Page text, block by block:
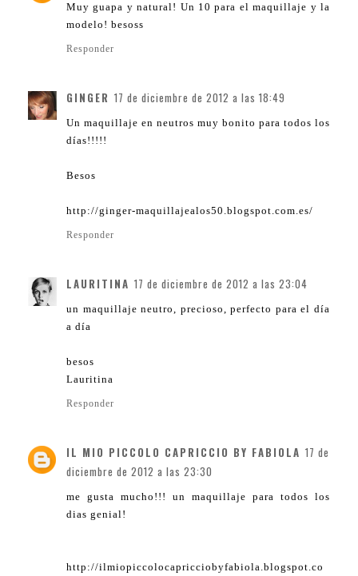
Muy guapa y natural! Un 10 para el maquillaje y la
modelo! besoss
Responder
GINGER 17 de diciembre de 2012 a las 18:49
Un maquillaje en neutros muy bonito para todos los
días!!!!!
Besos
http://ginger-maquillajealos50.blogspot.com.es/
Responder
LAURITINA 17 de diciembre de 2012 a las 23:04
un maquillaje neutro, precioso, perfecto para el día
a día
besos
Lauritina
Responder
IL MIO PICCOLO CAPRICCIO BY FABIOLA 17 de
diciembre de 2012 a las 23:30
me gusta mucho!!! un maquillaje para todos los
dias genial!
http://ilmiopiccolocapricciobyfabiola.blogspot.co